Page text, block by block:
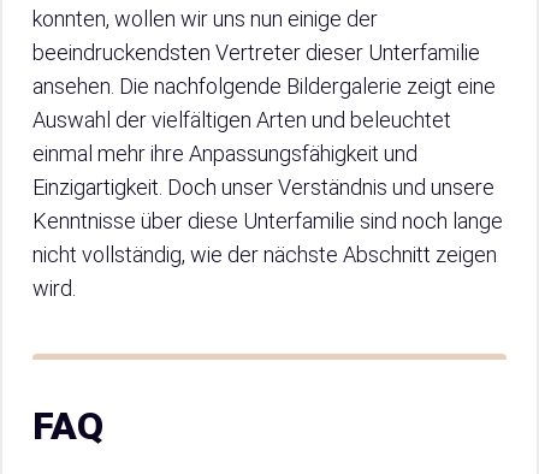
konnten, wollen wir uns nun einige der
beeindruckendsten Vertreter dieser Unterfamilie
ansehen. Die nachfolgende Bildergalerie zeigt eine
Auswahl der vielfältigen Arten und beleuchtet
einmal mehr ihre Anpassungsfähigkeit und
Einzigartigkeit. Doch unser Verständnis und unsere
Kenntnisse über diese Unterfamilie sind noch lange
nicht vollständig, wie der nächste Abschnitt zeigen
wird.
FAQ